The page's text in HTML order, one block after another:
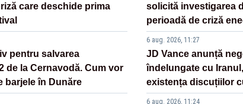
care deschide prima
pentru salvarea
de la Cernavodă. Cum vor
barjele în Dunăre
solicită investigarea
perioadă de criză
6 aug. 2026, 11:27
JD Vance anunță
îndelungate cu
existența discuțiilor
6 aug. 2026, 11:24